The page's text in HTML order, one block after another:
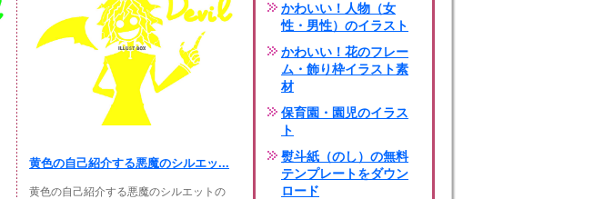
黄色の自己紹介する悪魔のシルエッ...
黄色の自己紹介する悪魔のシルエットの
かわいい！人物（女
性・男性）のイラスト
かわいい！花のフレー
ム・飾り枠イラスト素
材
保育園・園児のイラス
ト
熨斗紙（のし）の無料
テンプレートをダウン
ロード